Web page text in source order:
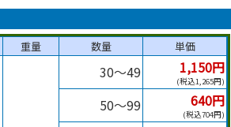
重量 数量 単価
30～49 1,150円
1,265
50～99 640円
704